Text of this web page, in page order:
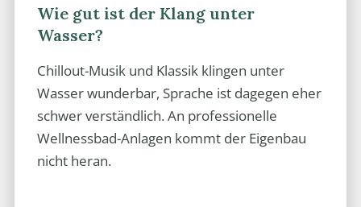
Wie gut ist der Klang unter
Wasser?
Chillout-Musik und Klassik klingen unter
Wasser wunderbar, Sprache ist dagegen eher
schwer verständlich. An professionelle
Wellnessbad-Anlagen kommt der Eigenbau
nicht heran.